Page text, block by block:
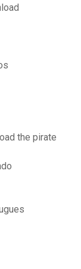
the pirate